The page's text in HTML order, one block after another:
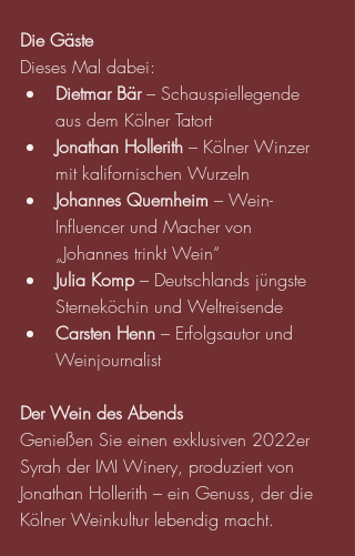
Die Gäste
Dieses Mal dabei:
Dietmar Bär – Schauspiellegende
aus dem Kölner Tatort
Jonathan Hollerith – Kölner Winzer
mit kalifornischen Wurzeln
Johannes Quernheim – Wein-
Influencer und Macher von
„Johannes trinkt Wein“
Julia Komp – Deutschlands jüngste
Sterneköchin und Weltreisende
Carsten Henn – Erfolgsautor und
Weinjournalist
Der Wein des Abends
Genießen Sie einen exklusiven 2022er
Syrah der IMI Winery, produziert von
Jonathan Hollerith – ein Genuss, der die
Kölner Weinkultur lebendig macht.